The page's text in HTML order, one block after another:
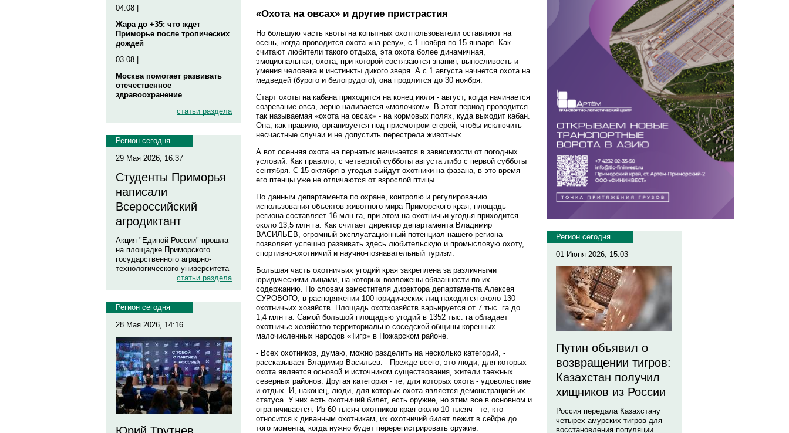
04.08 |
Жара до +35: что ждет
Приморье после тропических
дождей
03.08 |
Москва помогает развивать
отечественное
здравоохранение
статьи раздела
Регион сегодня
29 Мая 2026, 16:37
Студенты Приморья
написали
Всероссийский
агродиктант
Акция "Единой России" прошла
на площадке Приморского
государственного аграрно-
технологического университета
статьи раздела
Регион сегодня
28 Мая 2026, 14:16
«Охота на овсах» и другие пристрастия
Но большую часть квоты на копытных охотпользователи оставляют на
осень, когда проводится охота «на реву», с 1 ноября по 15 января. Как
считают любители такого отдыха, эта охота более динамичная,
эмоциональная, охота, при которой состязаются знания, выносливость и
умения человека и инстинкты дикого зверя. А с 1 августа начнется охота на
медведей (бурого и белогрудого), она продлится до 30 ноября.
Старт охоты на кабана приходится на конец июля - август, когда начинается
созревание овса, зерно наливается «молочком». В этот период проводится
так называемая «охота на овсах» - на кормовых полях, куда выходит кабан.
Она, как правило, организуется под присмотром егерей, чтобы исключить
несчастные случаи и не допустить перестрела животных.
А вот осенняя охота на пернатых начинается в зависимости от погодных
условий. Как правило, с четвертой субботы августа либо с первой субботы
сентября. С 15 октября в угодья выйдут охотники на фазана, в это время
его птенцы уже не отличаются от взрослой птицы.
По данным департамента по охране, контролю и регулированию
использования объектов животного мира Приморского края, площадь
региона составляет 16 млн га, при этом на охотничьи угодья приходится
около 13,5 млн га. Как считает директор департамента Владимир
ВАСИЛЬЕВ, огромный эксплуатационный потенциал нашего региона
позволяет успешно развивать здесь любительскую и промысловую охоту,
спортивно-охотничий и научно-познавательный туризм.
Большая часть охотничьих угодий края закреплена за различными
юридическими лицами, на которых возложены обязанности по их
содержанию. По словам заместителя директора департамента Алексея
СУРОВОГО, в распоряжении 100 юридических лиц находится около 130
охотничьих хозяйств. Площадь охотхозяйств варьируется от 7 тыс. га до
1,4 млн га. Самой большой площадью угодий в 1352 тыс. га обладает
охотничье хозяйство территориально-соседской общины коренных
малочисленных народов «Тигр» в Пожарском районе.
- Всех охотников, думаю, можно разделить на несколько категорий, -
рассказывает Владимир Васильев. - Прежде всего, это люди, для которых
охота является основой и источником существования, жители таежных
северных районов. Другая категория - те, для которых охота - удовольствие
и отдых. И, наконец, люди, для которых охота является демонстрацией их
статуса. У них есть охотничий билет, есть оружие, но этим все в основном и
ограничивается. Из 60 тысяч охотников края около 10 тысяч - те, кто
относится к диванным охотникам, их охотничий билет лежит в сейфе до
того момента, когда нужно будет перерегистрировать оружие.
Регион сегодня
01 Июня 2026, 15:03
Путин объявил о
возвращении тигров:
Казахстан получил
хищников из России
Россия передала Казахстану
четырех амурских тигров для
восстановления популяции.